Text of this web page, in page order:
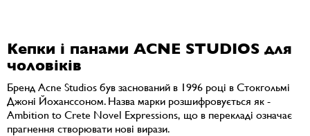
Кепки і панами ACNE STUDIOS для
чоловіків
Бренд Acne Studios був заснований в 1996 році в Стокгольмі
Джоні Йоханссоном. Назва марки розшифровується як -
Ambition to Crete Novel Expressions, що в перекладі означає
прагнення створювати нові вирази.